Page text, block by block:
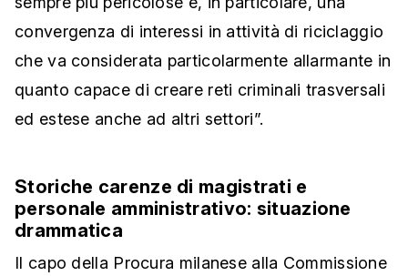
convergenza di interessi in attività di riciclaggio
che va considerata particolarmente allarmante in
quanto capace di creare reti criminali trasversali
ed estese anche ad altri settori”.
Storiche carenze di magistrati e
personale amministrativo: situazione
drammatica
Il capo della Procura milanese alla Commissione